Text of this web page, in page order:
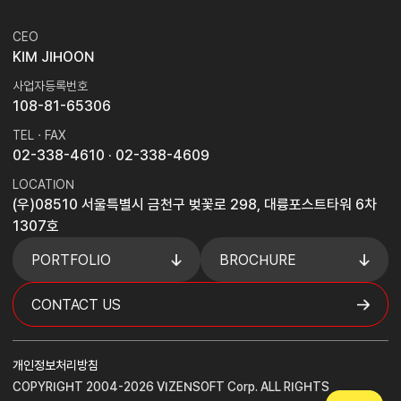
CEO
KIM JIHOON
사업자등록번호
108-81-65306
TEL · FAX
02-338-4610 · 02-338-4609
LOCATION
(우)08510 서울특별시 금천구 벚꽃로 298, 대륭포스트타워 6차
1307호
PORTFOLIO
BROCHURE
CONTACT US
개인정보처리방침
COPYRIGHT 2004-2026 VIZENSOFT Corp. ALL RIGHTS